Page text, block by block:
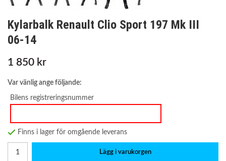
Kylarbalk Renault Clio Sport 197 Mk III
06-14
1 850 kr
Var vänlig ange följande:
Bilens registreringsnummer
Finns i lager för omgående leverans
Lägg i varukorgen